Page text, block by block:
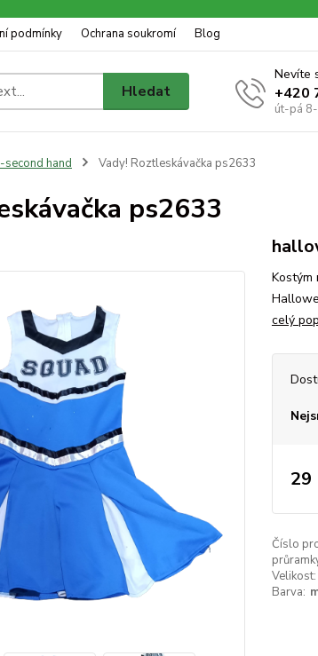
podmínky Ochrana soukromí Blog
Hledat
Nevíte
+420
út-pá
second hand Vady! Roztleskávačka ps2633
ps2633
Kostým
celý
29
Číslo
Velikost:
Barva: